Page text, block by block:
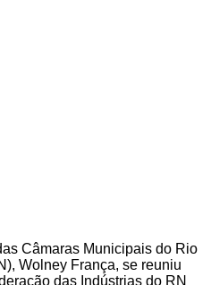
Câmaras Municipais do Rio
Wolney França, se reuniu
das Indústrias do RN